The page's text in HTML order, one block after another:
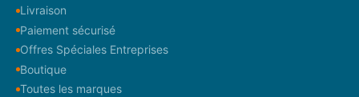
Livraison
Paiement sécurisé
Offres Spéciales Entreprises
Boutique
Toutes les marques